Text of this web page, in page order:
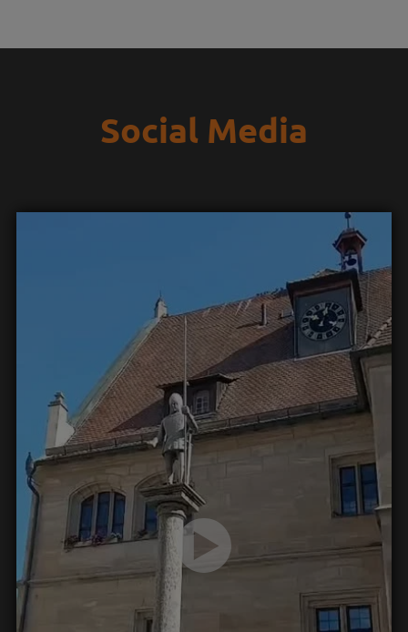
Social Media